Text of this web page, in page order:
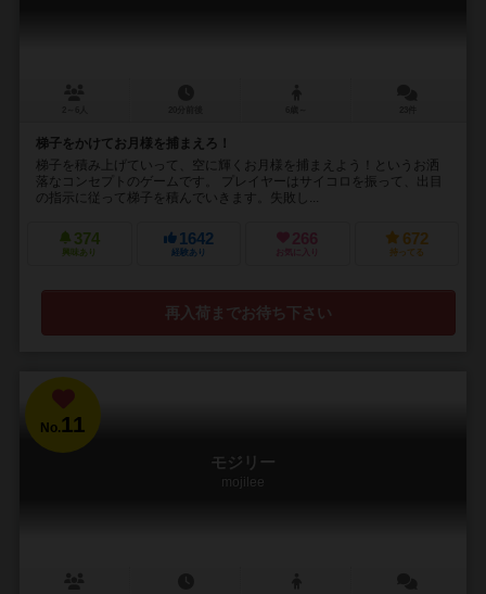
梯子をかけてお月様を捕まえろ！
梯子を積み上げていって、空に輝くお月様を捕まえよう！というお洒
落なコンセプトのゲームです。 プレイヤーはサイコロを振って、出目
の指示に従って梯子を積んでいきます。失敗し...
374
興味あり
1642
経験あり
266
お気に入り
672
持ってる
再入荷までお待ち下さい
No.11
モジリー
mojilee